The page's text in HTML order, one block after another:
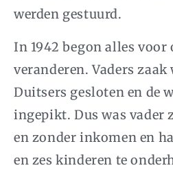
werden gestuurd.
In 1942 begon alles voor
veranderen. Vaders zaak
Duitsers gesloten en de
ingepikt. Dus was vader
en zonder inkomen en
en zes kinderen te